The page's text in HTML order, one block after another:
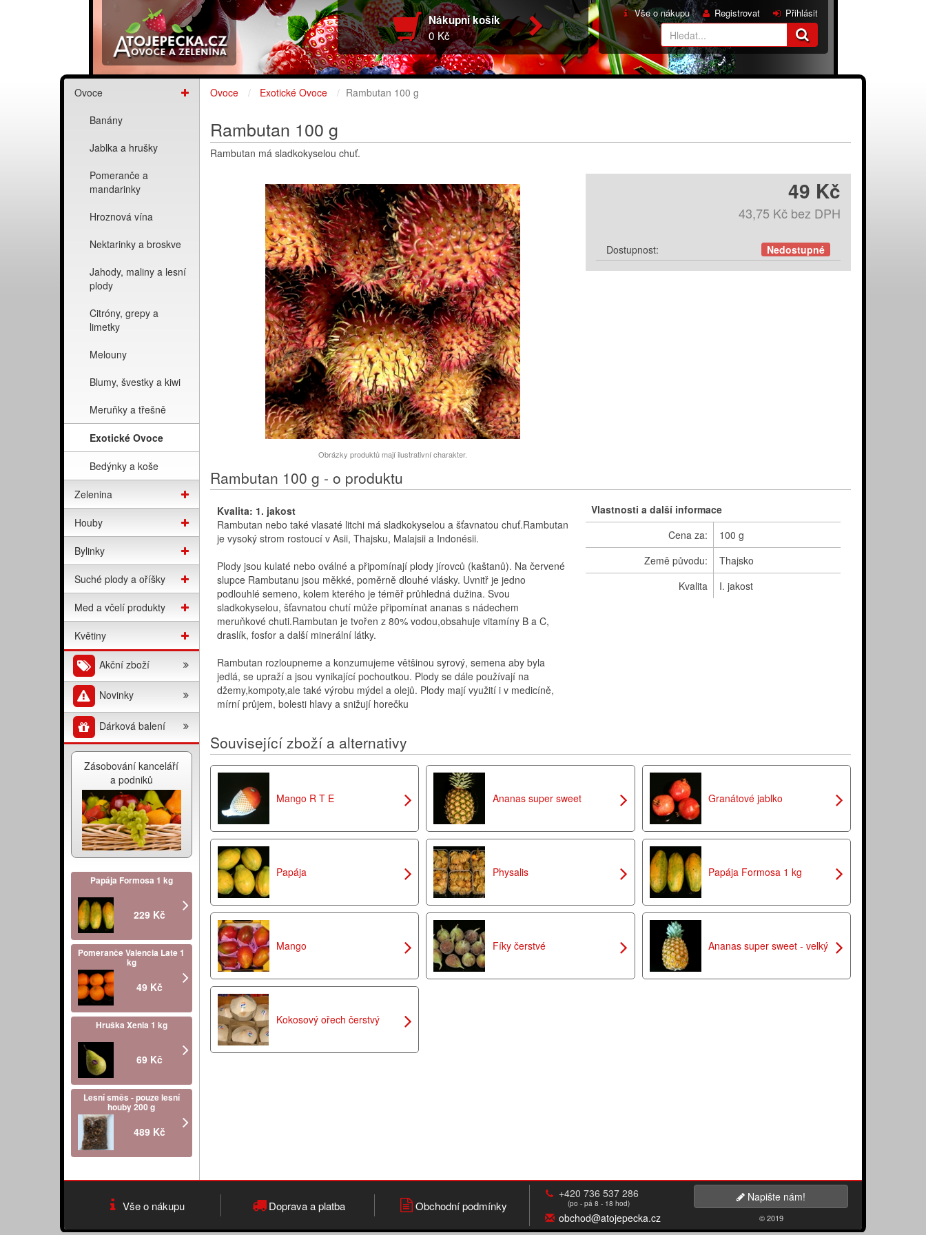
Nákupní košík
0 Kč
Přihlásit
Registrovat
Vše o nákupu
Ovoce
Banány
Jablka a hrušky
Pomeranče a
mandarinky
Hroznová vína
Nektarinky a broskve
Jahody, maliny a lesní
plody
Citróny, grepy a
limetky
Melouny
Blumy, švestky a kiwi
Meruňky a třešně
Exotické Ovoce
Bedýnky a koše
Zelenina
Houby
Bylinky
Suché plody a oříšky
Med a včelí produkty
Květiny
Akční zboží
Novinky
Dárková balení
Zásobování kanceláří
a podniků
Papája Formosa 1 kg
229 Kč
Pomeranče Valencia Late 1
kg
49 Kč
Hruška Xenia 1 kg
69 Kč
Lesní směs - pouze lesní
houby 200 g
489 Kč
Ovoce Exotické Ovoce Rambutan 100 g
Rambutan 100 g
Rambutan má sladkokyselou chuť.
Obrázky produktů mají ilustrativní charakter.
49 Kč
43,75 Kčbez DPH
Dostupnost: Nedostupné
Rambutan 100 g - o produktu
Kvalita: 1. jakost
Rambutan nebo také vlasaté litchi má sladkokyselou a šťavnatou chuť.Rambutan
je vysoký strom rostoucí v Asii, Thajsku, Malajsii a Indonésii.
Plody jsou kulaté nebo oválné a připomínají plody jírovců (kaštanů). Na červené
slupce Rambutanu jsou měkké, poměrně dlouhé vlásky. Uvnitř je jedno
podlouhlé semeno, kolem kterého je téměř průhledná dužina. Svou
sladkokyselou, šťavnatou chutí může připomínat ananas s nádechem
meruňkové chuti.Rambutan je tvořen z 80% vodou,obsahuje vitamíny B a C,
draslík, fosfor a další minerální látky.
Rambutan rozloupneme a konzumujeme většinou syrový, semena aby byla
jedlá, se upraží a jsou vynikající pochoutkou. Plody se dále používají na
džemy,kompoty,ale také výrobu mýdel a olejů. Plody mají využití i v medicíně,
mírní průjem, bolesti hlavy a snižují horečku
Vlastnosti a další informace
Cena za:
100 g
Země původu:
Thajsko
Kvalita
I. jakost
Související zboží a alternativy
Mango R T E Ananas super sweet Granátové jablko
Papája Physalis Papája Formosa 1 kg
Mango Fíky čerstvé Ananas super sweet - velký
Kokosový ořech čerstvý
Vše o nákupu Doprava a platba Obchodní podmínky
+420 736 537 286
(po - pá 8 - 18 hod)
obchod@atojepecka.cz
Napište nám!
© 2019